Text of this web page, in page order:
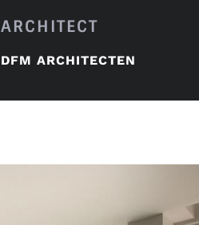
ARCHITECT
DFM ARCHITECTEN